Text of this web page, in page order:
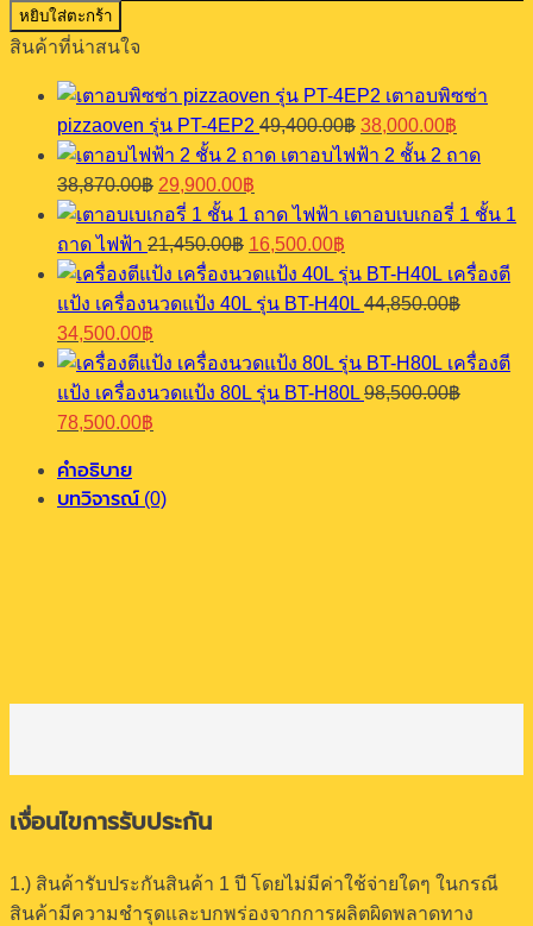
เตา
อบ
รุ่น
YRF
-04F
(manual)
ชิ้น
หยิบใส่ตะกร้า
สินค้าที่น่าสนใจ
เตาอบพิซซ่า
pizzaoven รุ่น PT-4EP2 49,400.00฿ Original
price
was:
38,000.00฿
price
is:
เตาอบไฟฟ้า 2 ชั้น 2 ถาด
38,870.00฿ Original
price
was:
38,870.00฿.
29,900.00฿
price
is:
29,900.00฿.
เตาอบเบเกอรี่ 1 ชั้น 1
ถาด ไฟฟ้า 21,450.00฿ Original
price
was:
21,450.00฿.
16,500.00฿
price
is:
16,500.00฿.
เครื่องตี
แป้ง เครื่องนวดแป้ง 40L รุ่น BT-H40L 44,850.00฿
Original
price
was:
44,850.00฿.
34,500.00฿
price
is:
34,500.00฿.
เครื่องตี
แป้ง เครื่องนวดแป้ง 80L รุ่น BT-H80L 98,500.00฿
Original
price
was:
98,500.00฿.
78,500.00฿
price
คำอธิบาย
บทวิจารณ์ (0)
เงื่อนไขการรับประกัน
1.) สินค้ารับประกันสินค้า 1 ปี โดยไม่มีค่าใช้จ่ายใดๆ ในกรณี
สินค้ามีความชำรุดและบกพร่องจากการผลิตผิดพลาดทาง